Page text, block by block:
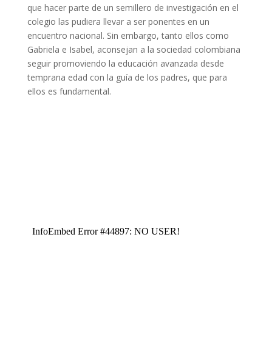
que hacer parte de un semillero de investigación en el
colegio las pudiera llevar a ser ponentes en un
encuentro nacional. Sin embargo, tanto ellos como
Gabriela e Isabel, aconsejan a la sociedad colombiana
seguir promoviendo la educación avanzada desde
temprana edad con la guía de los padres, que para
ellos es fundamental.